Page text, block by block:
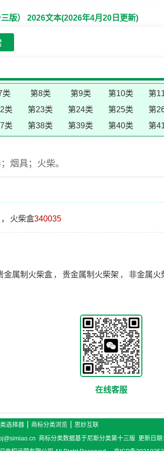
版） 2026文本(2026年4月20日更新)
类 第8类 第9类 第10类 第
类 第23类 第24类 第25类 第
类 第38类 第39类 第40类 第
烟具；火柴。
， 火柴盒340035
金属制火柴盒 ， 贵金属制火柴架 ， 非金属火
在线客服
选择器 商标分类浏览
思妙互联
商标分类数据基于尼斯分类第十三版 更新日期